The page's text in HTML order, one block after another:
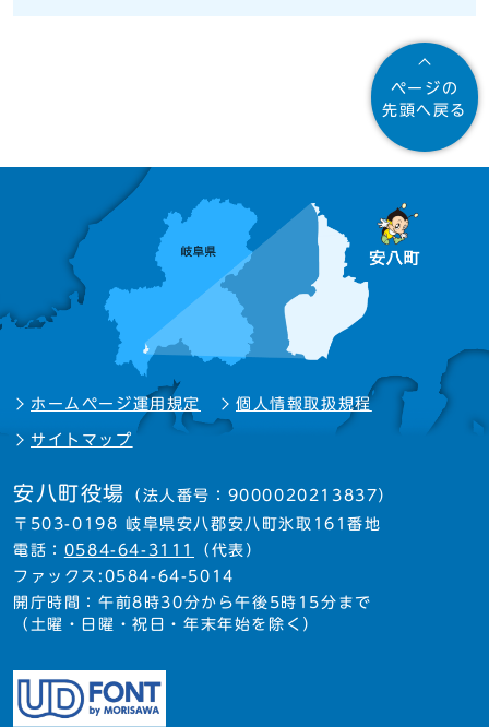
ページの
先頭へ戻る
ホームページ運用規定 個人情報取扱規程
サイトマップ
安八町役場 （法人番号：9000020213837）
〒503-0198 岐阜県安八郡安八町氷取161番地
電話： 0584-64-3111
（代表）
ファックス:0584-64-5014
開庁時間：午前8時30分から午後5時15分まで
（土曜・日曜・祝日・年末年始を除く）